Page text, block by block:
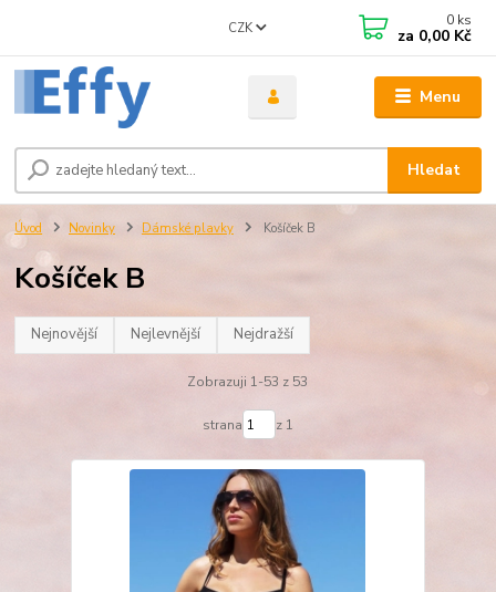
Menu
CZK
Hledat
0 ks
za 0,00 Kč
Úvod Novinky Dámské plavky Košíček B
Košíček B
Nejnovější Nejlevnější Nejdražší
Zobrazuji 1-53 z 53
strana z 1